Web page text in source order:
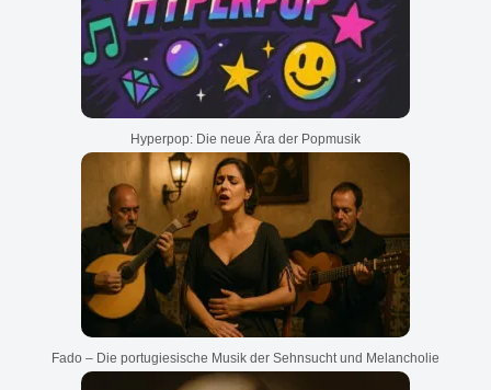
Hyperpop: Die neue Ära der Popmusik
Fado – Die portugiesische Musik der Sehnsucht und Melancholie